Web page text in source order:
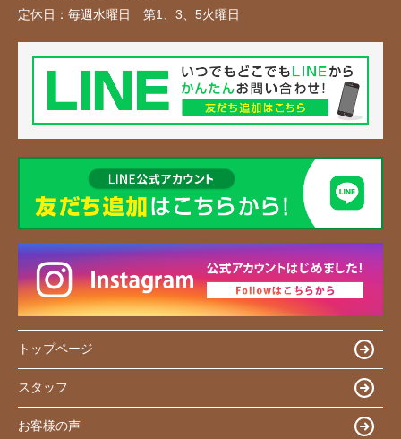
定休日： 毎週水曜日 第1、3、5火曜日
トップページ
スタッフ
お客様の声